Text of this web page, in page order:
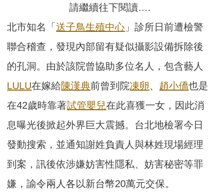
請繼續往下閱讀….
北市知名「送子鳥生殖中心 」診所日前遭檢警
聯合稽查，發現內部留有疑似攝影設備拆除後
的孔洞。由於該院曾協助多位名人，包含藝人
LULU在嫁給陳漢典前曾到院凍卵、 趙小僑也是
在42歲時靠著試管嬰兒在此喜獲一女，因此消
息曝光後掀起外界巨大震撼。台北地檢署今日
發動搜索，並通知謝姓負責人與林姓現場經理
到案，訊後依涉嫌妨害性隱私、妨害秘密等罪
嫌，諭令兩人各以新台幣20萬元交保。